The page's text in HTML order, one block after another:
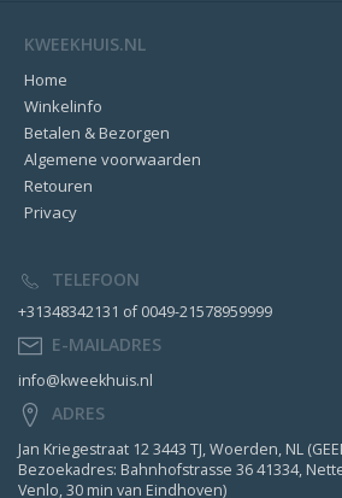
KWEEKHUIS.NL
Home
Winkelinfo
Betalen & Bezorgen
Algemene voorwaarden
Retouren
Privacy
TELEFOON
+31348342131 of 0049-21578959999
E-MAILADRES
info@kweekhuis.nl
ADRES
Jan Kriegestraat 12 3443 TJ, Woerden, NL
Bezoekadres: Bahnhofstrasse 36 41334,
Venlo, 30 min van Eindhoven)